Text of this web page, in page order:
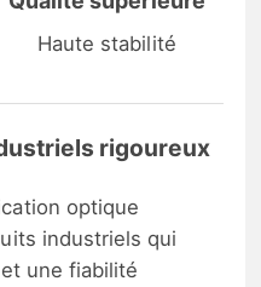
Haute stabilité
rigoureux
optique
industriels qui
une fiabilité